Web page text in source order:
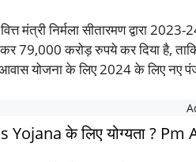
मंत्री निर्मला सीतारमण द्वारा
79,000 करोड़ रुपये कर दिया है,
योजना के लिए 2024 के लिए नए
Yojana के लिए योग्यता ?